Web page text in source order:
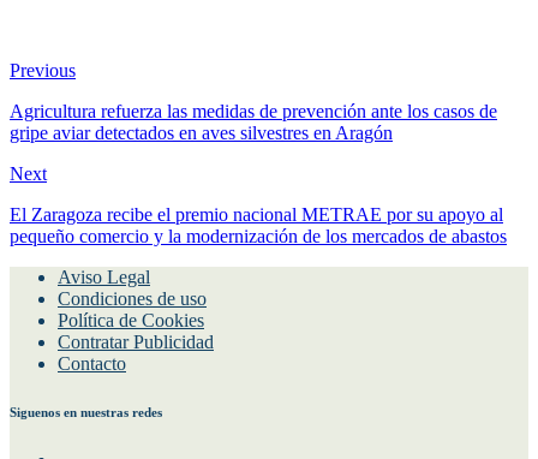
Previous
Agricultura refuerza las medidas de prevención ante los casos de
gripe aviar detectados en aves silvestres en Aragón
Next
El Zaragoza recibe el premio nacional METRAE por su apoyo al
pequeño comercio y la modernización de los mercados de abastos
Aviso Legal
Condiciones de uso
Política de Cookies
Contratar Publicidad
Contacto
Siguenos en nuestras redes